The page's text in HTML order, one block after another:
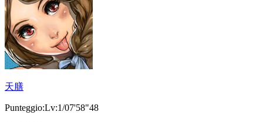
天膳
Punteggio:Lv:1/07'58"48